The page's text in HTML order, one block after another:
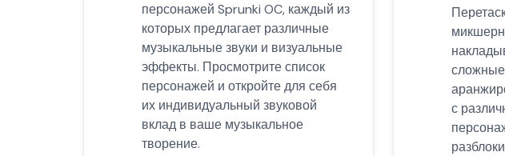
персонажей Sprunki OC, каждый из
которых предлагает различные
музыкальные звуки и визуальные
эффекты. Просмотрите список
персонажей и откройте для себя
их индивидуальный звуковой
вклад в ваше музыкальное
творение.
с